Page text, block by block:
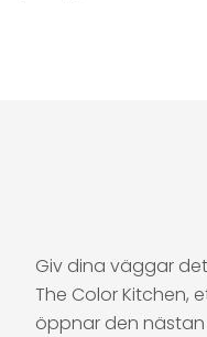
Giv dina väggar
The Color Kitchen,
öppnar den